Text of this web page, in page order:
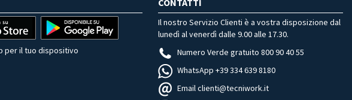
per il tuo dispositivo
Il nostro Servizio Clienti è a vostra disposizione dal
lunedì al venerdì dalle 9.00 alle 17.30.
Numero Verde gratuito 800 90 40 55
WhatsApp +39 334 639 8180
Email clienti@tecniwork.it